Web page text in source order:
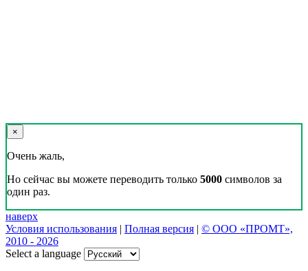
×
Очень жаль,
Но сейчас вы можете переводить только 5000 символов за
один раз.
наверх
Условия использования | Полная версия | © ООО «ПРОМТ»,
2010 - 2026
Select a language